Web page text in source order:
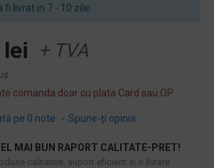
livrat in 7 - 10 zile.
pe 0 note. - Spune-ţi opinia
+ TVA
comanda doar cu plata Card sau OP
MAI BUN RAPORT CALITATE-PRET!
calitative, suport eficient si o livrare